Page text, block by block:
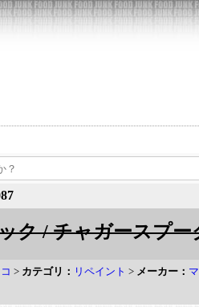
ク / チャガースプー
> カテゴリ： リペイント > メーカー：